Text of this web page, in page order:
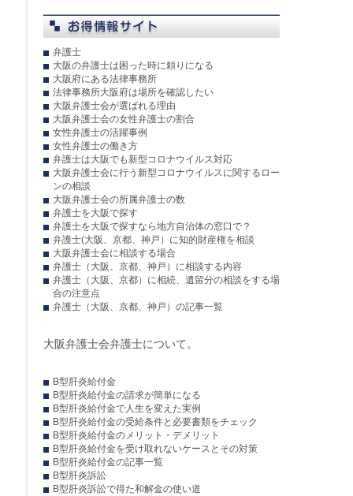
弁護士
大阪の弁護士は困った時に頼りになる
大阪府にある法律事務所
法律事務所大阪府は場所を確認したい
大阪弁護士会が選ばれる理由
大阪弁護士会の女性弁護士の割合
女性弁護士の活躍事例
女性弁護士の働き方
弁護士は大阪でも新型コロナウイルス対応
大阪弁護士会に行う新型コロナウイルスに関するロー
ンの相談
大阪弁護士会の所属弁護士の数
弁護士を大阪で探す
弁護士を大阪で探すなら地方自治体の窓口で？
弁護士(大阪、京都、神戸）に知的財産権を相談
大阪弁護士会に相談する場合
弁護士（大阪、京都、神戸）に相談する内容
弁護士（大阪、京都）に相続、遺留分の相談をする場
合の注意点
弁護士（大阪、京都、神戸）の記事一覧
大阪弁護士会弁護士について。
B型肝炎給付金
B型肝炎給付金の請求が簡単になる
B型肝炎給付金で人生を変えた実例
B型肝炎給付金の受給条件と必要書類をチェック
B型肝炎給付金のメリット・デメリット
B型肝炎給付金を受け取れないケースとその対策
B型肝炎給付金の記事一覧
B型肝炎訴訟
B型肝炎訴訟で得た和解金の使い道